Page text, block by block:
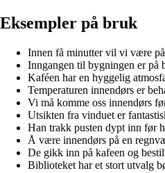
Eksempler på bruk
Innen få minutter vil vi være på
Inngangen til bygningen er på
Kaféen har en hyggelig
Temperaturen innendørs er
Vi må komme oss innendørs
Utsikten fra vinduet er
Han trakk pusten dypt inn før
Å være innendørs på en
De gikk inn på kafeen og
Biblioteket har et stort utvalg